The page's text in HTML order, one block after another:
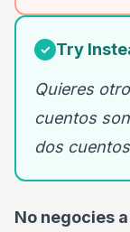
✓ Try
Quieres
cuentos
dos
No negocies